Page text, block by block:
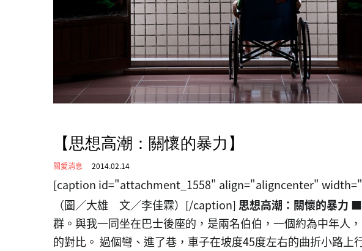
【思想高潮：關懷的暴力】
關愛消息 2014.02.14
[caption id="attachment_1558" align="aligncenter"
（圖／大雄 文／李佳霖）[/caption] 思想高潮：關懷的暴力 ■
群。與我一同坐在巴士後座的，是兩名伯伯，一個約為中年人
的對比。 過個彎、進了巷，車子在坡度45度左右的曲折小路